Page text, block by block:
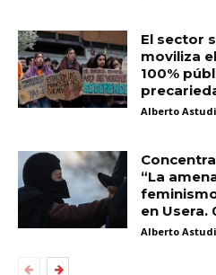
El sector
moviliza
100%
Alberto
“La
en Usera.
Alberto